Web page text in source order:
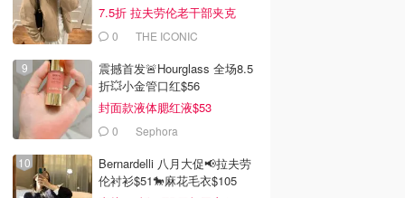
7.5折 拉夫劳伦老干部夹克
$4190 THE ICONIC
震撼首发🚨Hourglass 全场8.5
折💥小金管口红$56
封面款液体腮红液$53
0 Sephora
Bernardelli 八月大促📢拉夫劳
伦衬衫$51🐎麻花毛衣$105